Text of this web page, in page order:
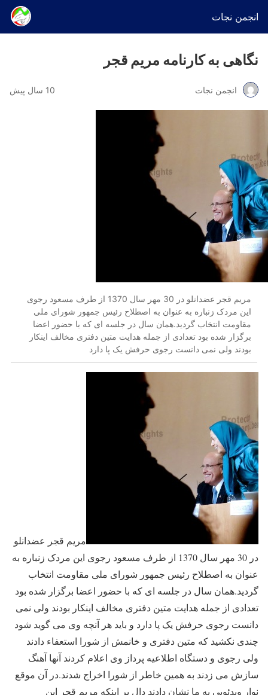
انجمن نجات
نگاهی به کارنامه مریم قجر
انجمن نجات 10 سال پیش
مریم قجر عضدانلو در 30 مهر سال 1370 از طرف مسعود رجوی
این مردک زنباره به عنوان به اصطلاح رئیس جمهور شورای ملی
مقاومت انتخاب گردید.همان سال در جلسه ای که با حضور اعضا
برگزار شده بود تعدادی از جمله هدایت متین دفتری مخالف اینکار
بودند ولی نمی دانست رجوی حرفش یک پا دارد
مریم قجر عضدانلو
در 30 مهر سال 1370 از طرف مسعود رجوی این مردک زنباره به
عنوان به اصطلاح رئیس جمهور شورای ملی مقاومت انتخاب
گردید.همان سال در جلسه ای که با حضور اعضا برگزار شده بود
تعدادی از جمله هدایت متین دفتری مخالف اینکار بودند ولی نمی
دانست رجوی حرفش یک پا دارد و باید هر آنچه وی می گوید شود
چندی نکشید که متین دفتری و خانمش از شورا استعفاء دادند
ولی رجوی و دستگاه اطلاعیه پرداز وی اعلام کردند آنها آهنگ
سازش می زدند به همین خاطر از شورا اخراج شدند.در آن موقع
نوار ویدئویی به ما نشان دادند دال بر اینکه مریم قجر این